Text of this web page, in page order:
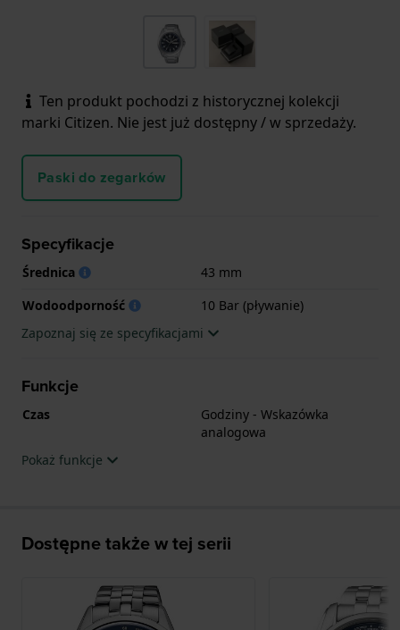
Ten produkt pochodzi z historycznej kolekcji
marki Citizen. Nie jest już dostępny / w sprzedaży.
Paski do zegarków
Specyfikacje
Średnica
43 mm
Wodoodporność
10 Bar (pływanie)
Zapoznaj się ze specyfikacjami
Funkcje
Czas
Godziny - Wskazówka
analogowa
Pokaż funkcje
Dostępne także w tej serii